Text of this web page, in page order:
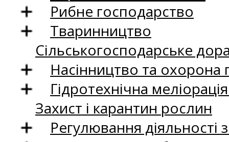
Рибне господарство
Тваринництво
Сільськогосподарське
Насінництво та
Гідротехнічна
Захист і карантин рослин
Регулювання